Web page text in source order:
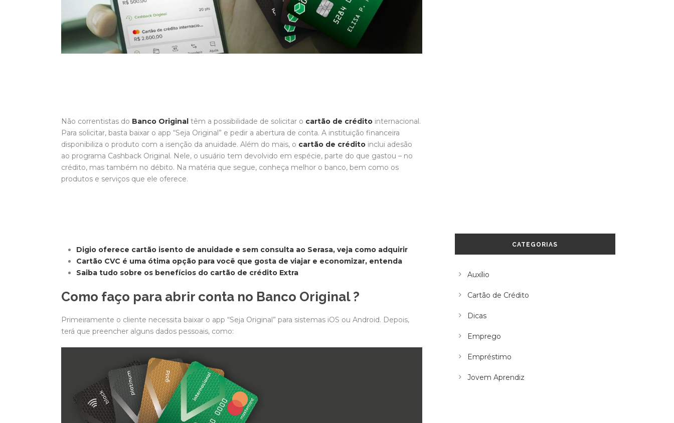
Não correntistas do Banco Original têm a possibilidade de solicitar o cartão de crédito internacional.
Para solicitar, basta baixar o app “Seja Original” e pedir a abertura de conta. A instituição financeira
disponibiliza o produto com a isenção da anuidade. Além do mais, o cartão de crédito inclui adesão
ao programa Cashback Original. Nele, o usuário tem devolvido em espécie, parte do que gastou – no
crédito, mas também no débito. Na matéria que segue, conheça melhor o banco, bem como os
produtos e serviços que ele oferece.
Digio oferece cartão isento de anuidade e sem consulta ao Serasa, veja como adquirir
Cartão CVC é uma ótima opção para você que gosta de viajar e economizar, entenda
Saiba tudo sobre os benefícios do cartão de crédito Extra
Como faço para abrir conta no Banco Original ?
Primeiramente o cliente necessita baixar o app “Seja Original” para sistemas iOS ou Android. Depois,
terá que preencher alguns dados pessoais, como:
CATEGORIAS
Auxílio
Cartão de Crédito
Dicas
Emprego
Empréstimo
Jovem Aprendiz